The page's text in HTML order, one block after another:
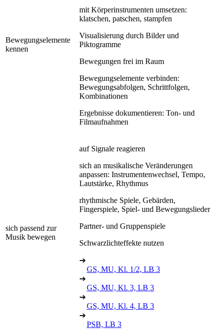
Bewegungselemente
kennen
mit Körperinstrumenten umsetzen:
klatschen, patschen, stampfen
Visualisierung durch Bilder und
Piktogramme
Bewegungen frei im Raum
Bewegungselemente verbinden:
Bewegungsabfolgen, Schrittfolgen,
Kombinationen
Ergebnisse dokumentieren: Ton- und
Filmaufnahmen
sich passend zur
Musik bewegen
auf Signale reagieren
sich an musikalische Veränderungen
anpassen: Instrumentenwechsel, Tempo,
Lautstärke, Rhythmus
rhythmische Spiele, Gebärden,
Fingerspiele, Spiel- und Bewegungslieder
Partner- und Gruppenspiele
Schwarzlichteffekte nutzen
➔
GS, MU, Kl. 1/2, LB 3
➔
GS, MU, Kl. 3, LB 3
➔
GS, MU, Kl. 4, LB 3
➔
PSB, LB 3